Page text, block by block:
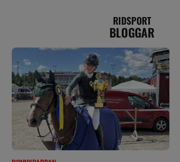
RIDSPORT
BLOGGAR